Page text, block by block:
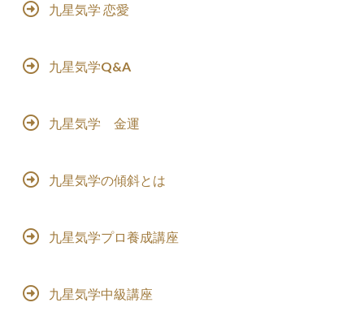
九星気学 恋愛
九星気学Q&A
九星気学 金運
九星気学の傾斜とは
九星気学プロ養成講座
九星気学中級講座